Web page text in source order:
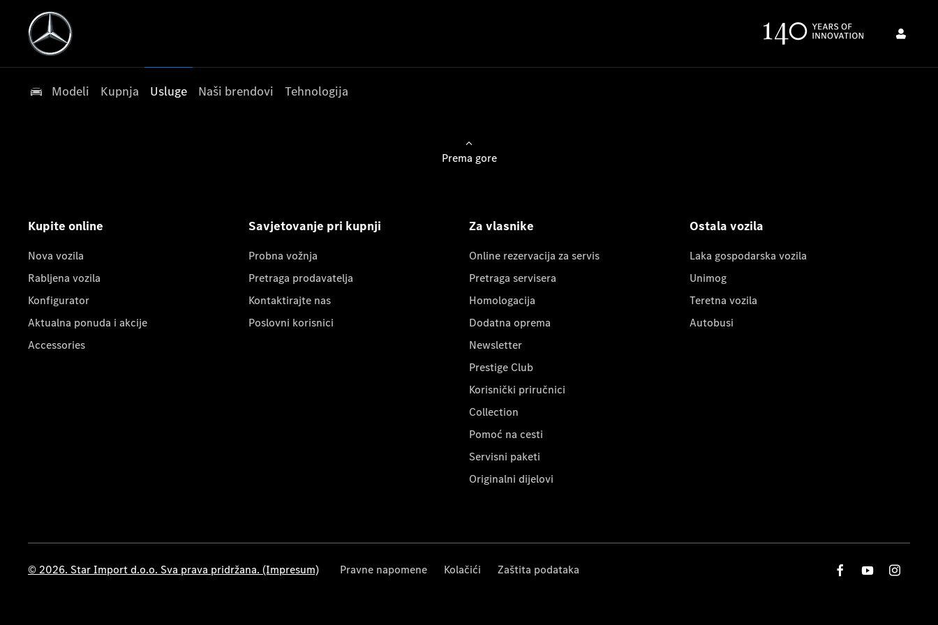
Modeli Kupnja Usluge Naši brendovi Tehnologija
Prema gore
Kupite online
Nova vozila
Rabljena vozila
Konfigurator
Aktualna ponuda i akcije
Accessories
Savjetovanje pri kupnji
Probna vožnja
Pretraga prodavatelja
Kontaktirajte nas
Poslovni korisnici
Za vlasnike
Online rezervacija za servis
Pretraga servisera
Homologacija
Dodatna oprema
Newsletter
Prestige Club
Korisnički priručnici
Collection
Pomoć na cesti
Servisni paketi
Originalni dijelovi
Ostala vozila
Laka gospodarska vozila
Unimog
Teretna vozila
Autobusi
© 2026. Star Import d.o.o. Sva prava pridržana. (Impresum) Pravne napomene Kolačići Zaštita podataka